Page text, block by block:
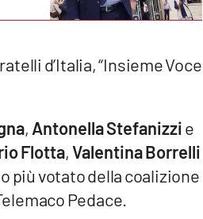
d’Italia, “Insieme Voce
, Antonella Stefanizzie
Flotta,Valentina Borrelli
più votato della coalizione
Pedace.